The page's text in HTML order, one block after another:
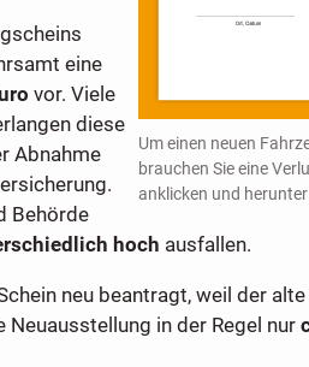
Um einen neuen
brauchen Sie eine
anklicken und
eine
vor. Viele
diese
Abnahme
Behörde
hoch ausfallen.
neu beantragt, weil der
in der Regel nur